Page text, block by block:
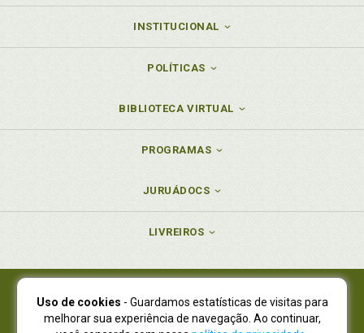
INSTITUCIONAL
POLÍTICAS
BIBLIOTECA VIRTUAL
PROGRAMAS
JURUÁDOCS
LIVREIROS
Juruá Editora Ltda., CNPJ 77.535.508/0001-19
Juruá Informática Ltda., CNPJ 01.701.561/0001-80
Uso de cookies - Guardamos estatísticas de visitas para
melhorar sua experiência de navegação. Ao continuar,